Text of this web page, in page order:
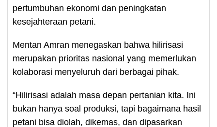
pertumbuhan ekonomi dan peningkatan
kesejahteraan petani.
Mentan Amran menegaskan bahwa hilirisasi
merupakan prioritas nasional yang memerlukan
kolaborasi menyeluruh dari berbagai pihak.
“Hilirisasi adalah masa depan pertanian kita. Ini
bukan hanya soal produksi, tapi bagaimana hasil
petani bisa diolah, dikemas, dan dipasarkan